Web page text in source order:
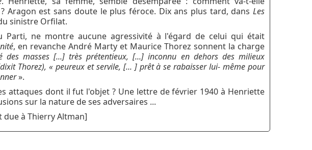
est sans doute le plus féroce. Dix ans plus tard, dans Les
sinistre Orfilat.
Parti, ne montre aucune agressivité à l'égard de celui qui était
, en revanche André Marty et Maurice Thorez sonnent la charge
des masses [...] très prétentieux, [...] inconnu en dehors des milieux
Thorez), « peureux et servile, [... ] prêt à se rabaisser lui- même pour
».
attaques dont il fut l'objet ? Une lettre de février 1940 à Henriette
sur la nature de ses adversaires ...
due à Thierry Altman]